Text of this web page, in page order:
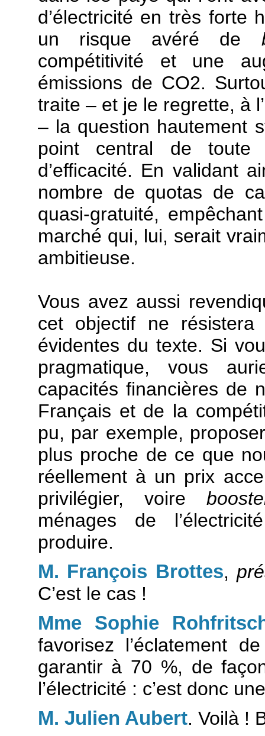
d’électricité en très forte
un risque avéré de
compétitivité et une
émissions de CO2.
traite – et je le regrette, à
– la question hautement
point central de toute
d’efficacité. En validant
nombre de quotas de
quasi-gratuité,
marché qui, lui, serait
ambitieuse.
Vous avez aussi
cet objectif ne
évidentes du texte. Si
pragmatique, vous
capacités financières de
Français et de la
pu, par exemple,
plus proche de ce que
réellement à un prix
privilégier, voire
ménages de
produire.
M. François Brottes,
C’est le cas !
Mme Sophie
favorisez l’éclatement
garantir à 70 %, de
l’électricité : c’est donc
M. Julien Aubert. Voilà !